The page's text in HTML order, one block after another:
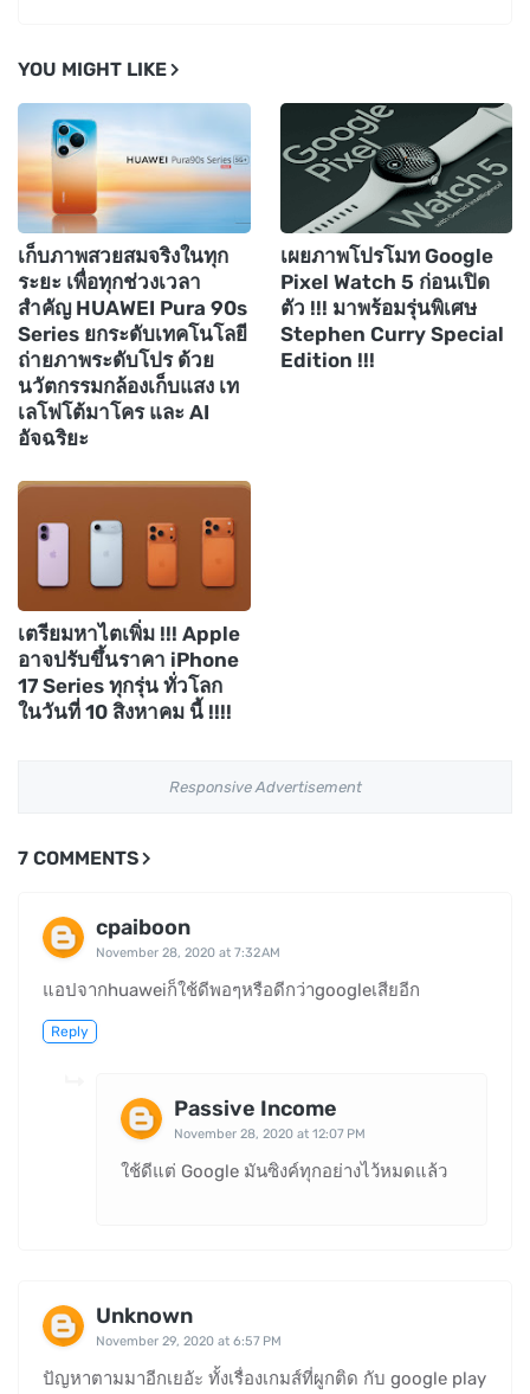
YOU MIGHT LIKE
เก็บภาพสวยสมจริงในทุก
ระยะ เพื่อทุกช่วงเวลา
สำคัญ HUAWEI Pura 90s
Series ยกระดับเทคโนโลยี
ถ่ายภาพระดับโปร ด้วย
นวัตกรรมกล้องเก็บแสง เท
เลโฟโต้มาโคร และ AI
อัจฉริยะ
เผยภาพโปรโมท Google
Pixel Watch 5 ก่อนเปิด
ตัว !!! มาพร้อมรุ่นพิเศษ
Stephen Curry Special
Edition !!!
เตรียมหาไตเพิ่ม !!! Apple
อาจปรับขึ้นราคา iPhone
17 Series ทุกรุ่น ทั่วโลก
ในวันที่ 10 สิงหาคม นี้ !!!!
Responsive Advertisement
7 COMMENTS
cpaiboon
November 28, 2020 at 7:32 AM
แอปจากhuaweiก็ใช้ดีพอๆหรือดีกว่าgoogleเสียอีก
Reply
Passive Income
November 28, 2020 at 12:07 PM
ใช้ดีแต่ Google มันซิงค์ทุกอย่างไว้หมดแล้ว
Unknown
November 29, 2020 at 6:57 PM
ปัญหาตามมาอีกเยอัะ ทั้งเรื่องเกมส์ที่ผูกติด กับ google play